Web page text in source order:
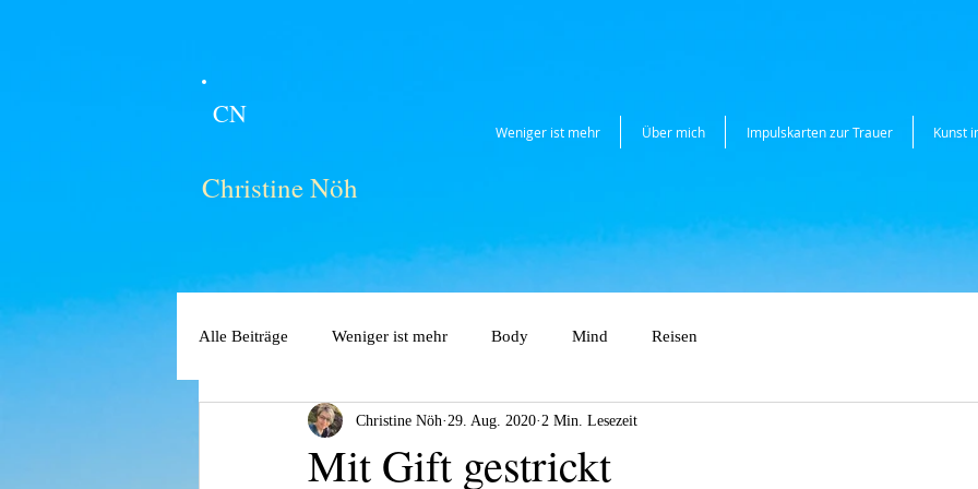
Weniger ist mehr Über mich Impulskarten zur Trauer Kunst
CN
Christine Nöh
Alle Beiträge Weniger ist mehr Body Mind Reisen
Mit Gift gestrickt
Christine Nöh 29. Aug. 2020 2 Min. Lesezeit